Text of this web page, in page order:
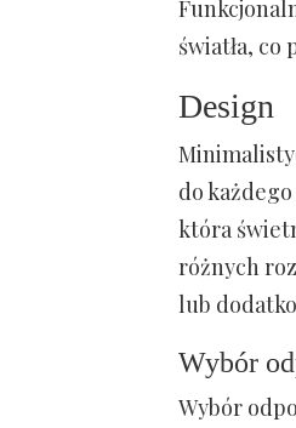
światła,
Design
do
która
różnych
lub
Wybór
Wybór